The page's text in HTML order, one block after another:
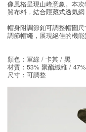
像風格呈現山峰意象。本
質布料，結合隱藏式透氣
帽身附調節釦可調整帽圍
調節帽繩，展現絕佳的機能
顏色：軍綠 / 卡其 / 黑
材質：53% 聚酯纖維 /
尺寸：可調整